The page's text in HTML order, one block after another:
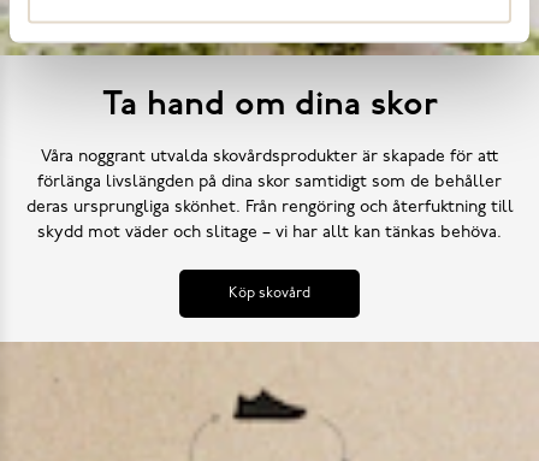
Ta hand om dina skor
Våra noggrant utvalda skovårdsprodukter är skapade för att
förlänga livslängden på dina skor samtidigt som de behåller
deras ursprungliga skönhet. Från rengöring och återfuktning till
skydd mot väder och slitage – vi har allt kan tänkas behöva.
Köp skovård